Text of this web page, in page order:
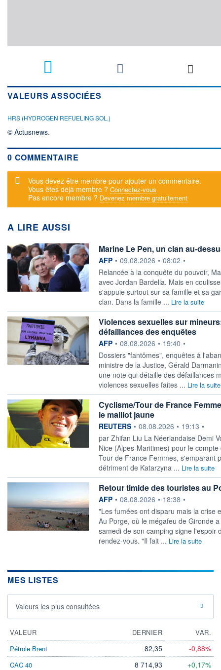
VALEURS ASSOCIÉES
HRS (HYDROGEN REFUELING SOL.)
© Actusnews.
0 COMMENTAIRE
Message d'alerte
Vous devez être membre pour ajouter un commentaire.
Vous êtes déjà membre ? Connectez-vous
Pas encore membre ? Devenez membre gratuitement
A LIRE AUSSI
Marine Le Pen, un clan au-
information fournie par
AFP • 09.08.2026 • 08:02 •
Relancée à la conquête du pouvoir,
avec Jordan Bardella. Mais en
s'appuie surtout sur sa famille et sa
clan. Dans la famille ... Lire la suite
Violences sexuelles sur
défaillances des enquêtes
information fournie par
AFP • 08.08.2026 • 19:40 •
Dossiers "fantômes", enquêtes à
ministre de la Justice, Gérald
une note qui détaille des défaillances
violences sexuelles faites ... Lire la suite
Cyclisme/Tour de France
le maillot jaune
information fournie par
REUTERS • 08.08.2026 • 19:13 •
par Zhifan Liu La Néerlandaise Demi
Nice (Alpes-Maritimes) pour le
Tour de France Femmes, s'emparant
détriment de Katarzyna ... Lire la suite
Retour timide des touristes au
information fournie par
AFP • 08.08.2026 • 18:38 •
"Les fumées ont disparu mais la crise
Au Porge, où le mégafeu de Gironde
samedi de son camping signe l'espoir
rendez-vous. "Il fait ... Lire la suite
MES LISTES
Valeurs les plus consultées
VALEUR DERNIER
VAR.
Pétrole Brent
82,35 -0,88%
CAC 40 8 714,93 +0,17%